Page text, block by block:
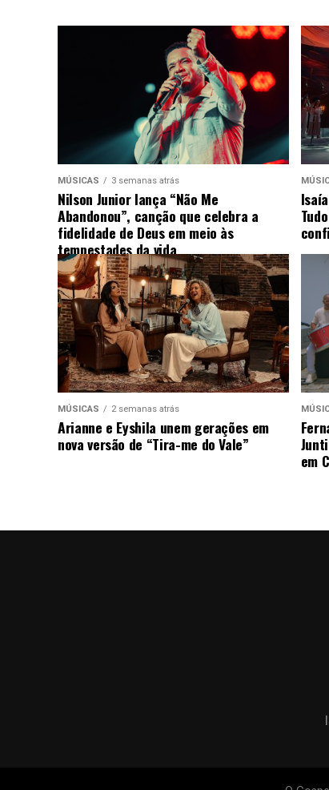
MÚSICAS 3 semanas atrás
Nilson Junior lança “Não Me
Abandonou”, canção que celebra a
fidelidade de Deus em meio às
tempestades da vida
MÚSICAS 2 semanas atrás
Arianne e Eyshila unem gerações em
nova versão de “Tira-me do Vale”
em